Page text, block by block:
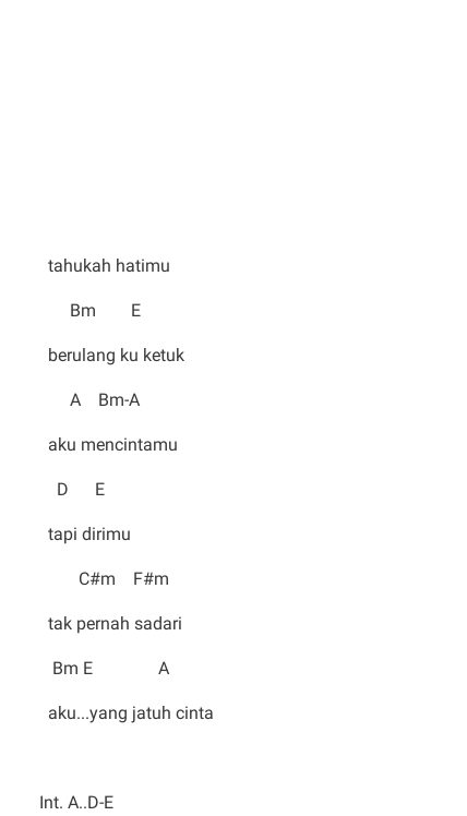
tahukah hatimu
Bm E
berulang ku ketuk
A Bm-A
aku mencintamu
D E
tapi dirimu
C#m F#m
tak pernah sadari
Bm E A
aku...yang jatuh cinta
Int. A..D-E